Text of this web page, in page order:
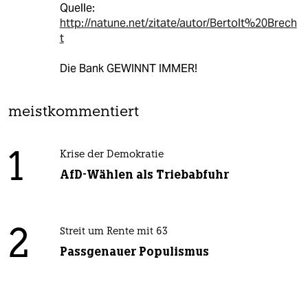
Quelle:
http://natune.net/zitate/autor/Bertolt%20Brech
t
Die Bank GEWINNT IMMER!
meistkommentiert
1 Krise der Demokratie
AfD-Wählen als Triebabfuhr
2 Streit um Rente mit 63
Passgenauer Populismus